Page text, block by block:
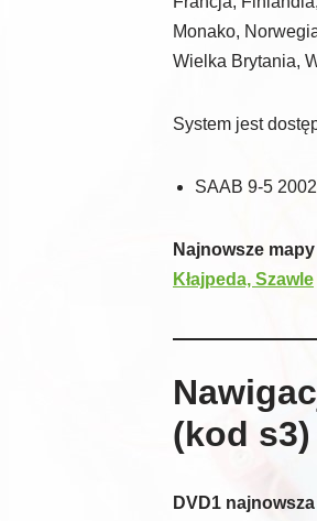
Monako,
Wielka Brytania,
System jest
SAAB 9-5
Najnowsze
Kłajpeda, Szawle
(kod s3)
DVD1